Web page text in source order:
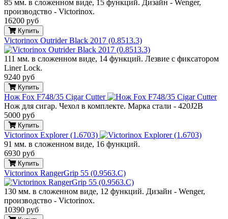
85 мм. в сложенном виде, 15 функций. Дизайн - Wenger,
производство - Victorinox.
16200 руб
Купить
Victorinox Outrider Black 2017 (0.8513.3)
111 мм. в сложенном виде, 14 функций. Лезвие с фиксатором
Liner Lock.
9240 руб
Купить
Нож Fox F748/35 Cigar Cutter
Нож для сигар. Чехол в комплекте. Марка стали - 420J2B
5000 руб
Купить
Victorinox Explorer (1.6703)
91 мм. в сложенном виде, 16 функций.
6930 руб
Купить
Victorinox RangerGrip 55 (0.9563.C)
130 мм. в сложенном виде, 12 функций. Дизайн - Wenger,
производство - Victorinox.
10390 руб